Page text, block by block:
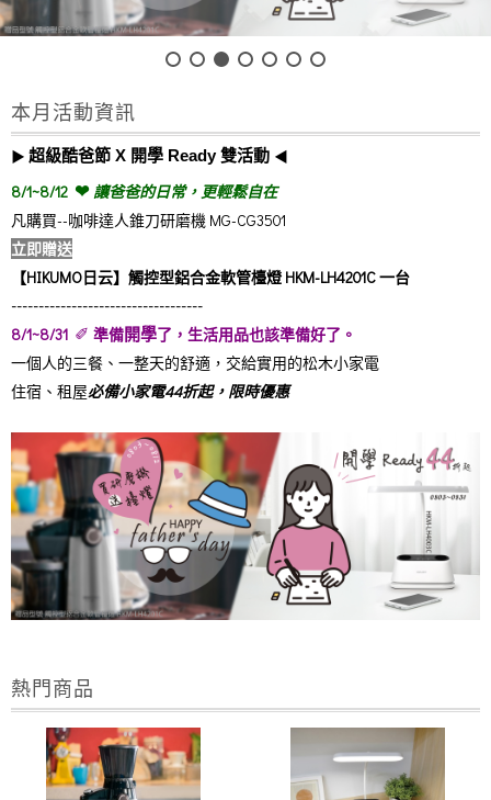
本月活動資訊
▶︎ 超級酷爸節 X 開學 Ready雙活動 ◀︎
8/1~8/12 ❤︎ 讓爸爸的日常，更輕鬆自在
凡購買--咖啡達人錐刀研磨機 MG-CG3501
立即贈送
【HIKUMO日云】觸控型鋁合金軟管檯燈 HKM-LH4201C 一台
-----------------------------------
8/1~8/31 ✐ 準備開學了，生活用品也該準備好了。
一個人的三餐、一整天的舒適，交給實用的松木小家電
住宿、租屋必備小家電44折起，限時優惠
熱門商品